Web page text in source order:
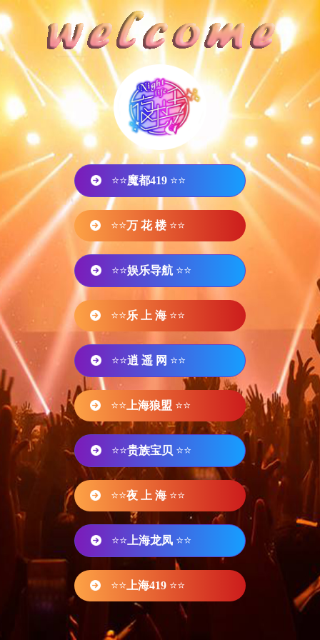
⭐⭐魔都419 ⭐⭐
⭐⭐万 花 楼 ⭐⭐
⭐⭐娱乐导航 ⭐⭐
⭐⭐乐 上 海 ⭐⭐
⭐⭐逍 遥 网 ⭐⭐
⭐⭐ 上海狼盟 ⭐⭐
⭐⭐贵族宝贝 ⭐⭐
⭐⭐夜 上 海 ⭐⭐
⭐⭐ 上海龙凤 ⭐⭐
⭐⭐ 上海419 ⭐⭐